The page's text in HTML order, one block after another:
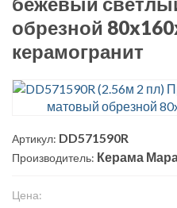
обрезной
керамогранит
Артикул: DD571590R
Производитель: Керама
Цена: